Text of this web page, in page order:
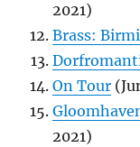
2021)
Brass:
On Tour
2021)